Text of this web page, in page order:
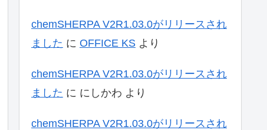
chemSHERPA V2R1.03.0がリリースされ
ました に OFFICE KS より
chemSHERPA V2R1.03.0がリリースされ
ました に にしかわ より
chemSHERPA V2R1.03.0がリリースされ